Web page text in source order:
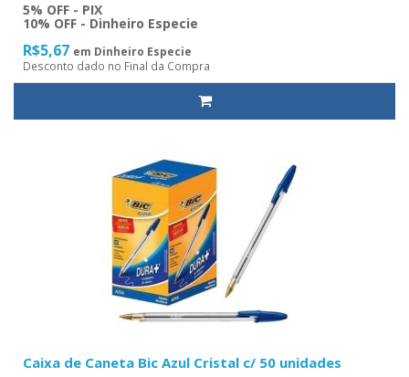
5% OFF - PIX
10% OFF - Dinheiro Especie
R$5,67 em Dinheiro Especie
Desconto dado no Final da Compra
Caixa de Caneta Bic Azul Cristal c/ 50 unidades